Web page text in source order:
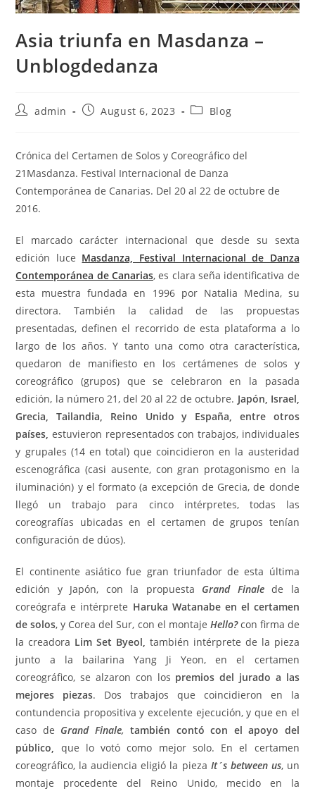
Asia triunfa en Masdanza –
Unblogdedanza
Postadmin
PostAugust 6, 2023
PostBlog
Crónica del Certamen de Solos y Coreográfico del
21Masdanza. Festival Internacional de Danza
Contemporánea de Canarias. Del 20 al 22 de octubre de
2016.
El marcado carácter internacional que desde su sexta
edición luce Masdanza, Festival Internacional de Danza
Contemporánea de Canarias, es clara seña identificativa de
esta muestra fundada en 1996 por Natalia Medina, su
directora. También la calidad de las propuestas
presentadas, definen el recorrido de esta plataforma a lo
largo de los años. Y tanto una como otra característica,
quedaron de manifiesto en los certámenes de solos y
coreográfico (grupos) que se celebraron en la pasada
edición, la número 21, del 20 al 22 de octubre. Japón, Israel,
Grecia, Tailandia, Reino Unido y España, entre otros
países, estuvieron representados con trabajos, individuales
y grupales (14 en total) que coincidieron en la austeridad
escenográfica (casi ausente, con gran protagonismo en la
iluminación) y el formato (a excepción de Grecia, de donde
llegó un trabajo para cinco intérpretes, todas las
coreografías ubicadas en el certamen de grupos tenían
configuración de dúos).
El continente asiático fue gran triunfador de esta última
edición y Japón, con la propuesta Grand Finale de la
coreógrafa e intérprete Haruka Watanabe en el certamen
de solos, y Corea del Sur, con el montaje Hello?con firma de
la creadora Lim Set Byeol, también intérprete de la pieza
junto a la bailarina Yang Ji Yeon, en el certamen
coreográfico, se alzaron con los premios del jurado a las
mejores piezas. Dos trabajos que coincidieron en la
contundencia propositiva y excelente ejecución, y que en el
caso de Grand Finale, también contó con el apoyo del
público,
que lo votó como mejor solo. En el certamen
coreográfico, la audiencia eligió la pieza It´s between us, un
montaje procedente del Reino Unido, mecido en la